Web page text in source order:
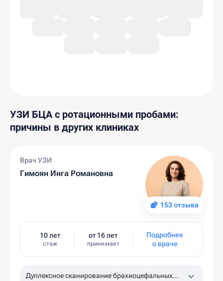
УЗИ БЦА с ротационными пробами:
причины в других клиниках
153 отзыва
Врач УЗИ
Гимоян Инга Романовна
10 лет
стаж
от 16 лет
принимает
Подробнее
о враче
Дуплексное сканирование брахиоцефальных